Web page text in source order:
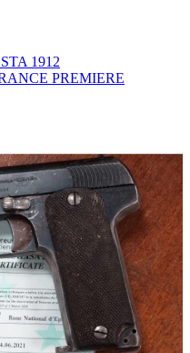
1912
PREMIERE